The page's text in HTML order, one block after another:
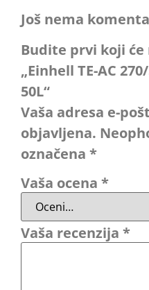
Još nema
Budite prvi koji
„Einhell TE-AC
50L“
Vaša adresa e-
objavljena.
označena *
Vaša ocena *
Vaša recenzija *